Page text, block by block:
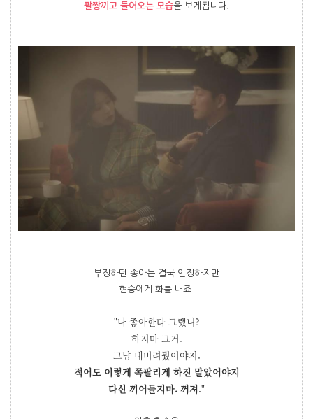
팔짱끼고 들어오는 모습을 보게됩니다.
부정하던 송아는 결국 인정하지만
현승에게 화를 내죠.
"나 좋아한다 그랬니?
하지마 그거.
그냥 내버려뒀어야지.
적어도 이렇게 쪽팔리게 하진 말았어야지
다신 끼어들지마. 꺼져."